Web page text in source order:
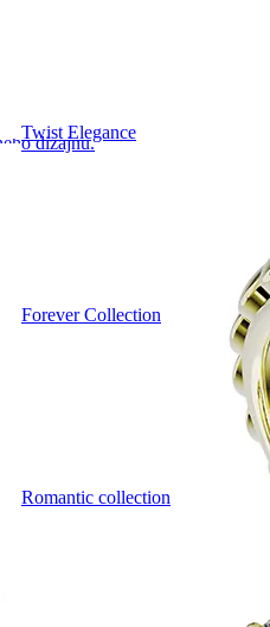
dizajnu.
Twist Elegance
Forever Collection
Romantic collection